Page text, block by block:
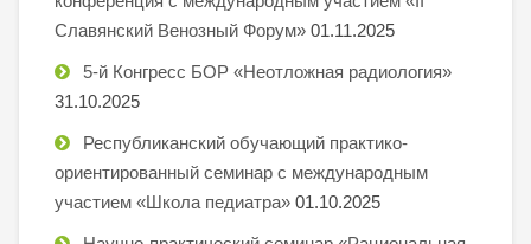
Славянский Венозный Форум» 01.11.2025
5-й Конгресс БОР «Неотложная радиология»
31.10.2025
Республиканский обучающий практико-
ориентированный семинар с международным
участием «Школа педиатра» 01.10.2025